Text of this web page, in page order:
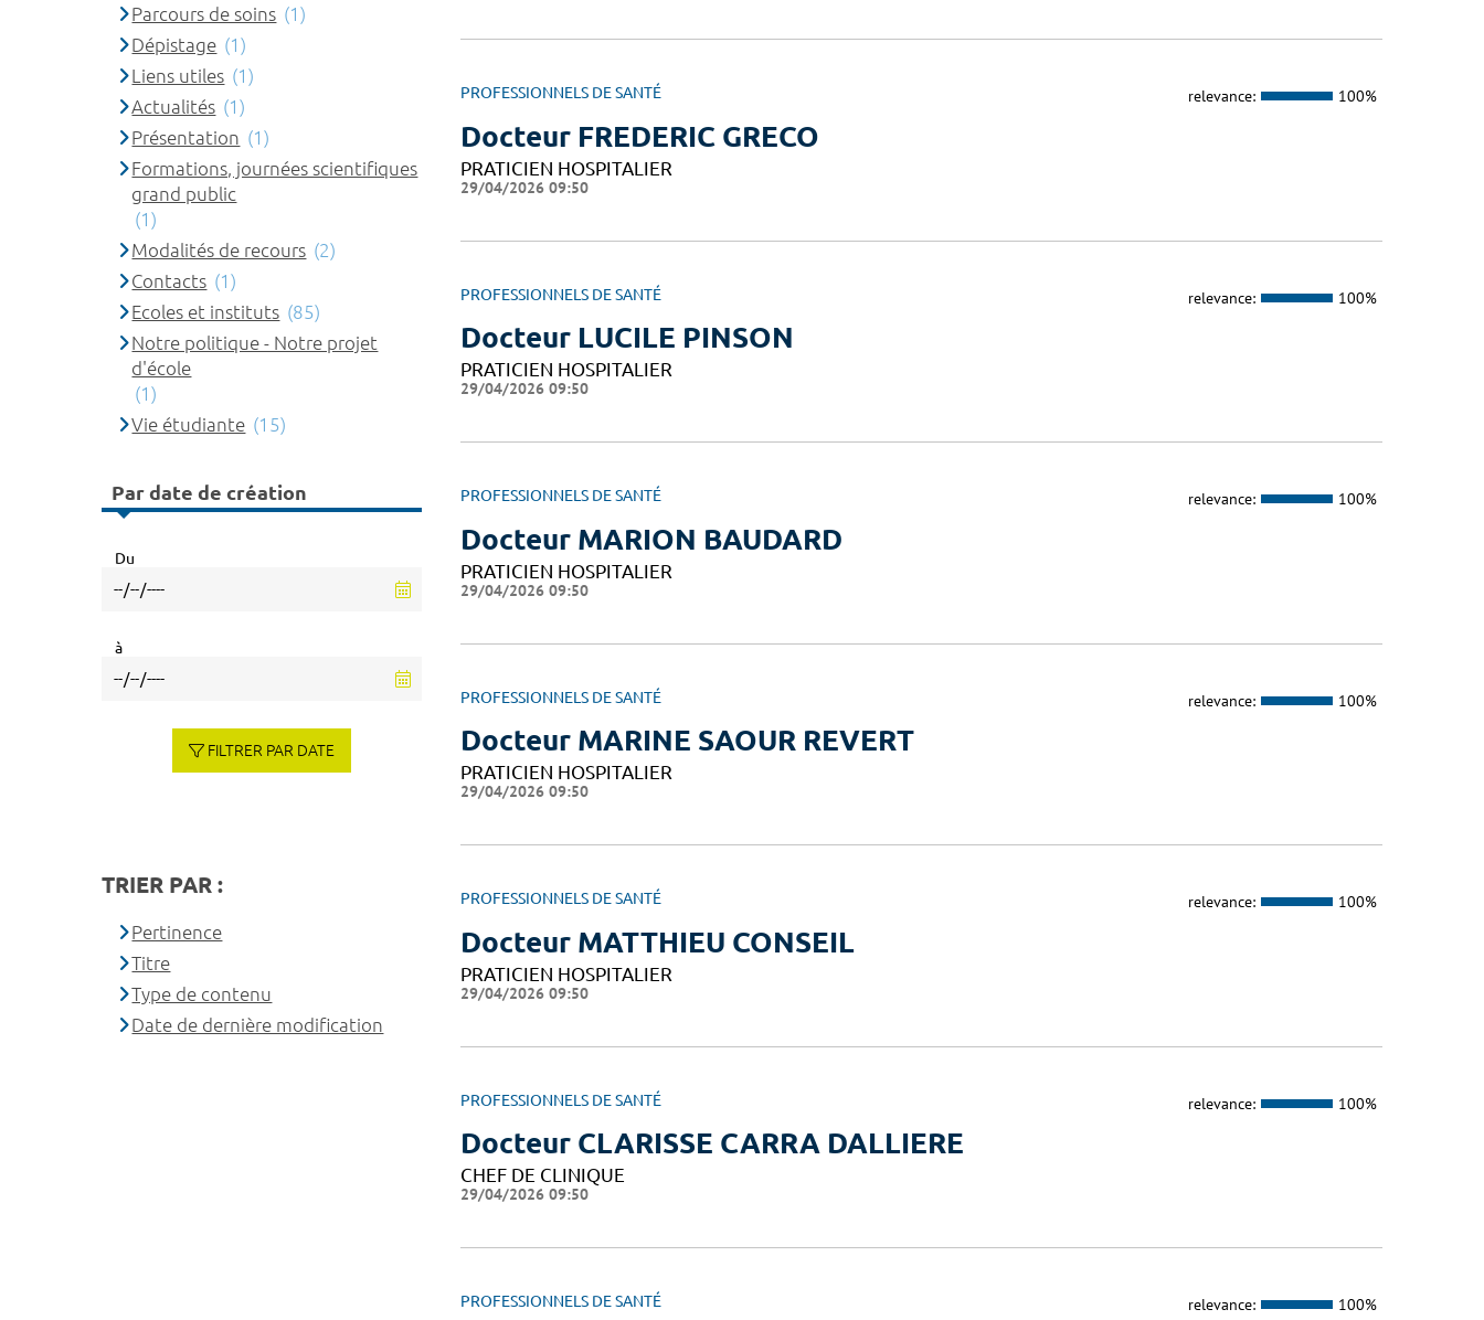
PROFESSIONNELS DE SANTÉ relevance: 100%
Docteur FREDERIC GRECO
PRATICIEN HOSPITALIER
29/04/2026 09:50
PROFESSIONNELS DE SANTÉ relevance: 100%
Docteur LUCILE PINSON
PRATICIEN HOSPITALIER
29/04/2026 09:50
PROFESSIONNELS DE SANTÉ relevance: 100%
Docteur MARION BAUDARD
PRATICIEN HOSPITALIER
29/04/2026 09:50
PROFESSIONNELS DE SANTÉ relevance: 100%
Docteur MARINE SAOUR REVERT
PRATICIEN HOSPITALIER
29/04/2026 09:50
PROFESSIONNELS DE SANTÉ relevance: 100%
Docteur MATTHIEU CONSEIL
PRATICIEN HOSPITALIER
29/04/2026 09:50
PROFESSIONNELS DE SANTÉ relevance: 100%
Docteur CLARISSE CARRA DALLIERE
CHEF DE CLINIQUE
29/04/2026 09:50
PROFESSIONNELS DE SANTÉ relevance: 100%
Parcours de soins (1)
Dépistage (1)
Liens utiles (1)
Actualités (1)
Présentation (1)
Formations, journées scientifiques
grand public
(1)
Modalités de recours (2)
Contacts (1)
Ecoles et instituts (85)
Notre politique - Notre projet
d'école
(1)
Vie étudiante (15)
Par date de création
Du
à
FILTRER PAR DATE
TRIER PAR :
Pertinence
Titre
Type de contenu
Date de dernière modification